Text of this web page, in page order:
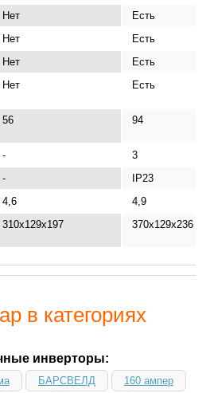
Нет
Есть
Нет
Есть
Нет
Есть
Нет Есть
56 94
-
3
-
IP23
4,6
4,9
310х129х197 370x129x236
в категориях
инверторы:
БАРСВЕЛД 160 ампер